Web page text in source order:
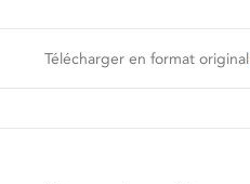
Télécharger en format original